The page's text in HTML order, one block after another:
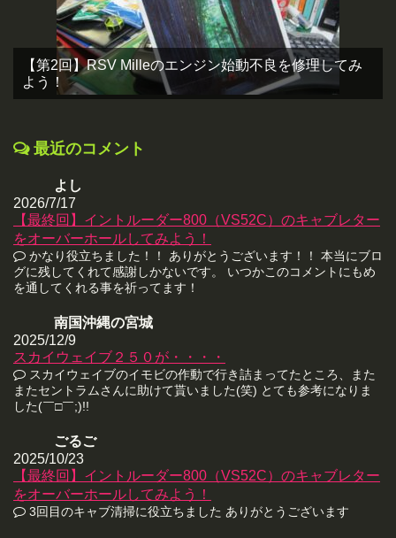
【第2回】RSV Milleのエンジン始動不良を修理してみ
よう！
最近のコメント
よし
2026/7/17
【最終回】イントルーダー800（VS52C）のキャブレター
をオーバーホールしてみよう！
かなり役立ちました！！ ありがとうございます！！ 本当にブロ
グに残してくれて感謝しかないです。 いつかこのコメントにもめ
を通してくれる事を祈ってます！
南国沖縄の宮城
2025/12/9
スカイウェイブ２５０が・・・・
スカイウェイブのイモビの作動で行き詰まってたところ、また
またセントラムさんに助けて貰いました(笑) とても参考になりま
した(￣□￣;)!!
ごるご
2025/10/23
【最終回】イントルーダー800（VS52C）のキャブレター
をオーバーホールしてみよう！
3回目のキャブ清掃に役立ちました ありがとうございます